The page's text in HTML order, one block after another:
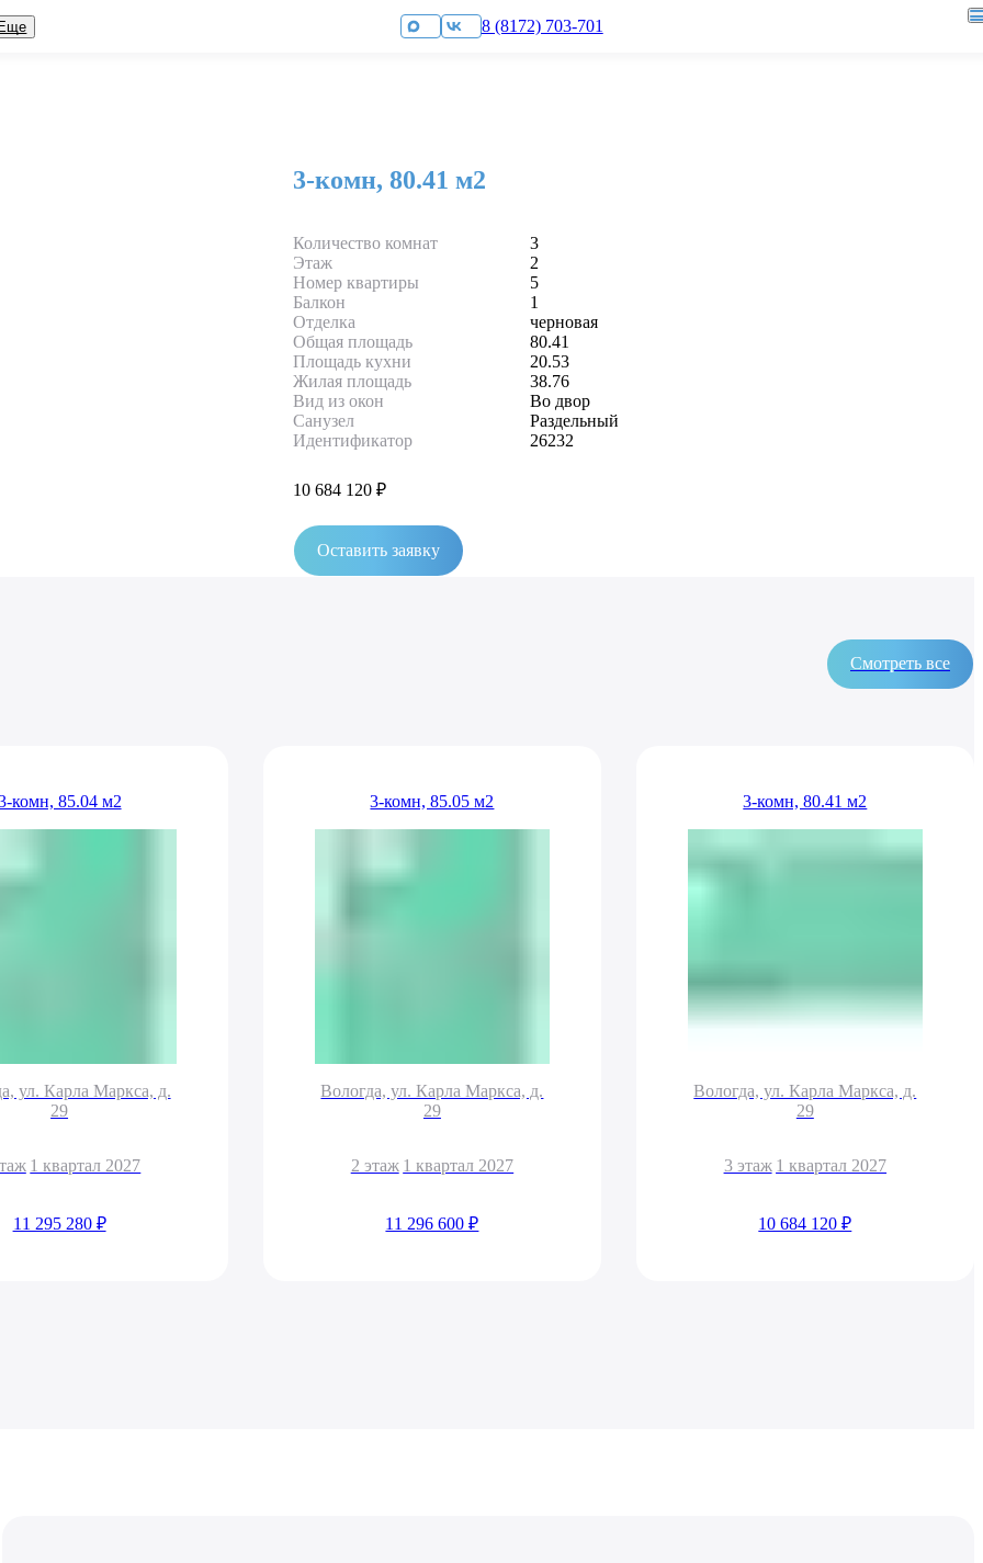
8 (8172) 703-701
Документы
3-комн, 80.41 м2
Количество комнат
3
Этаж
2
Номер квартиры
5
Балкон
1
Отделка
черновая
Общая площадь
80.41
Площадь кухни
20.53
Жилая площадь
38.76
Вид из окон
Во двор
Санузел
Раздельный
Идентификатор
26232
10 684 120 ₽
Оставить заявку
Смотреть все
комн, 85.04 м2
ул. Карла Маркса, д.
29
1 квартал 2027
11 295 280 ₽
3-комн, 85.05 м2
Вологда, ул. Карла Маркса, д.
29
2 этаж 1 квартал 2027
11 296 600 ₽
3-комн, 80.41 м2
Вологда, ул. Карла Маркса, д.
29
3 этаж 1 квартал 2027
10 684 120 ₽